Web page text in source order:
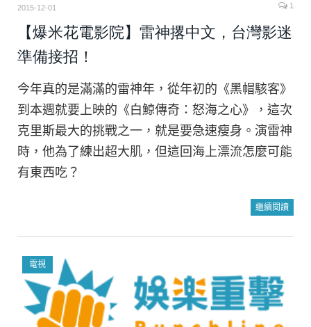
2015-12-01 1
【爆米花電影院】雷神撂中文，台灣影迷
準備接招！
今年真的是滿滿的雷神年，從年初的《黑帽駭客》
到本週就要上映的《白鯨傳奇：怒海之心》，這次
克里斯最大的挑戰之一，就是要急速瘦身。演雷神
時，他為了練出超大肌，但這回海上漂流怎麼可能
有東西吃？
繼續閱讀
電視